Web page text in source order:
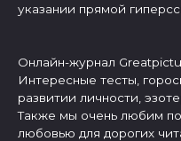
указании прямой
Онлайн-журнал
Интересные тесты,
развитии личности,
Также мы очень любим
любовью для дорогих